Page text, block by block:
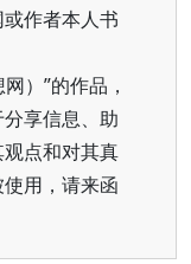
作者本人书
）”的作品，
享信息、助
点和对其真
用，请来函